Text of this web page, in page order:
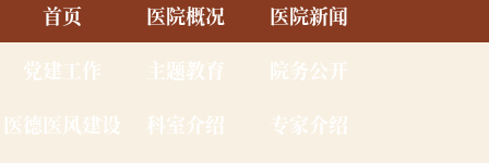
首页 医院概况
医院新闻
党建工作
主题教育
院务公开
医德医风建设
科室介绍
专家介绍